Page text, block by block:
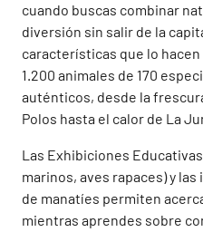
cuando buscas combinar
diversión sin salir de la
características que lo
1.200 animales de 170
auténticos, desde la
Polos hasta el calor de La
Las Exhibiciones
marinos, aves rapaces) y
de manatíes permiten
mientras aprendes sobre